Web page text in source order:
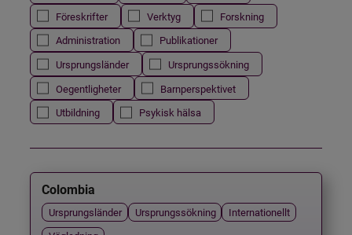
Föreskrifter
Verktyg
Forskning
Administration
Publikationer
Ursprungsländer
Ursprungssökning
Oegentligheter
Barnperspektivet
Utbildning
Psykisk hälsa
Colombia
Ursprungsländer Ursprungssökning
Internationellt